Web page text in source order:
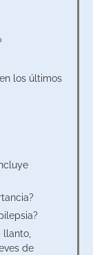
los últimos
llanto,
de